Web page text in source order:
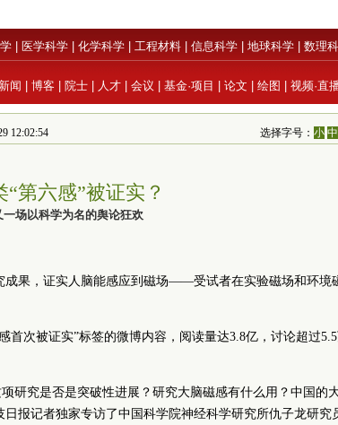
医学科学 化学科学 工程材料 信息科学 地球科学 数理
新闻 博客 院士 人才 会议 基金·项目 论文 绘图 视频·直
12:02:54 选择字号：小 中
“第六感”被证实？
一场以科学为名的舆论狂欢
成果，证实人脑能感应到磁场——受试者在实验磁场和环境
首次被证实”标签的微博内容，阅读量达3.8亿，讨论超过
研究是否是突破性进展？研究大脑磁感有什么用？中国的
报记者独家专访了中国科学院神经科学研究所仇子龙研究